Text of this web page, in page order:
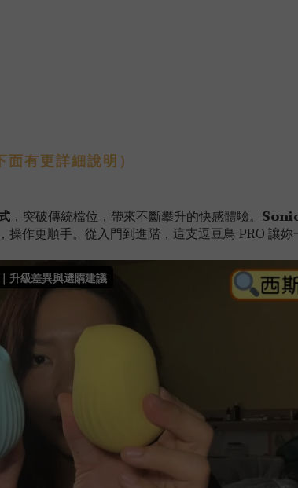
有更詳細說明）
，突破傳統檔位，帶來不斷攀升的快感體驗。
，操作更順手。從入門到進階，這支逗豆鳥 PRO 讓妳